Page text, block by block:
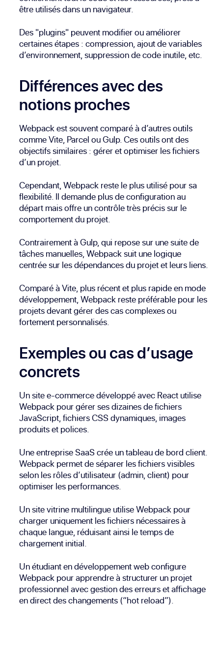
être utilisés dans un navigateur.
Des "plugins" peuvent modifier ou améliorer
certaines étapes : compression, ajout de variables
d’environnement, suppression de code inutile, etc.
Différences avec des
notions proches
Webpack est souvent comparé à d’autres outils
comme Vite, Parcel ou Gulp. Ces outils ont des
objectifs similaires : gérer et optimiser les fichiers
d’un projet.
Cependant, Webpack reste le plus utilisé pour sa
flexibilité. Il demande plus de configuration au
départ mais offre un contrôle très précis sur le
comportement du projet.
Contrairement à Gulp, qui repose sur une suite de
tâches manuelles, Webpack suit une logique
centrée sur les dépendances du projet et leurs liens.
Comparé à Vite, plus récent et plus rapide en mode
développement, Webpack reste préférable pour les
projets devant gérer des cas complexes ou
fortement personnalisés.
Exemples ou cas d’usage
concrets
Un site e-commerce développé avec React utilise
Webpack pour gérer ses dizaines de fichiers
JavaScript, fichiers CSS dynamiques, images
produits et polices.
Une entreprise SaaS crée un tableau de bord client.
Webpack permet de séparer les fichiers visibles
selon les rôles d’utilisateur (admin, client) pour
optimiser les performances.
Un site vitrine multilingue utilise Webpack pour
charger uniquement les fichiers nécessaires à
chaque langue, réduisant ainsi le temps de
chargement initial.
Un étudiant en développement web configure
Webpack pour apprendre à structurer un projet
professionnel avec gestion des erreurs et affichage
en direct des changements (“hot reload”).